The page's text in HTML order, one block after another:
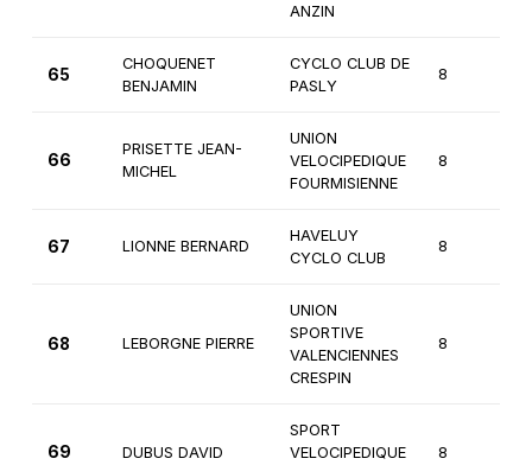
ANZIN
65
CHOQUENET
BENJAMIN
CYCLO CLUB DE
PASLY
8
66
PRISETTE JEAN-
MICHEL
UNION
VELOCIPEDIQUE
FOURMISIENNE
8
67 LIONNE BERNARD
HAVELUY
CYCLO CLUB
8
68 LEBORGNE PIERRE
UNION
SPORTIVE
VALENCIENNES
CRESPIN
8
69 DUBUS DAVID
SPORT
VELOCIPEDIQUE
8